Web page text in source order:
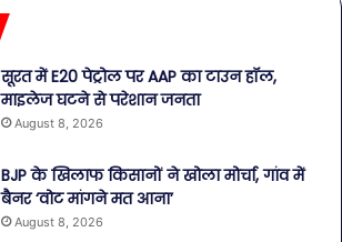
सूरत में E20 पेट्रोल पर AAP का टाउन हॉल,
माइलेज घटने से परेशान जनता
August 8, 2026
BJP के खिलाफ किसानों ने खोला मोर्चा, गांव में
बैनर ‘वोट मांगने मत आना’
August 8, 2026